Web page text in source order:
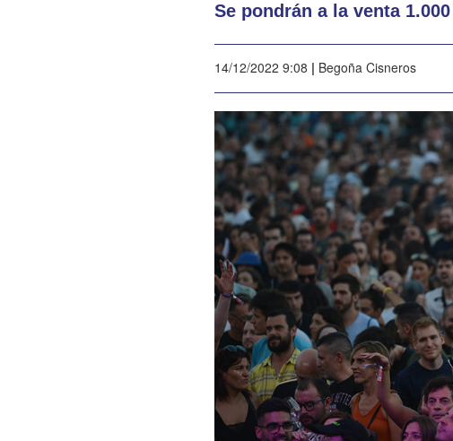
Se pondrán a la venta
14/12/2022 9:08 | Begoña Cisneros